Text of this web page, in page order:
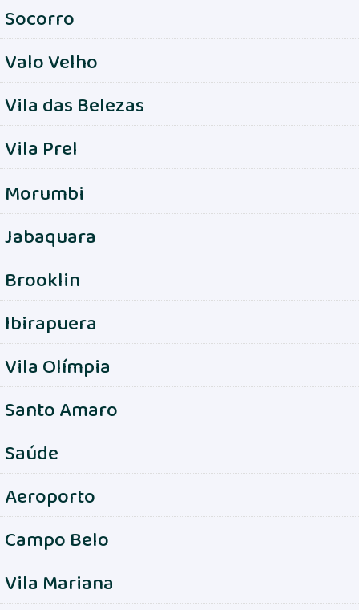
Socorro
Valo Velho
Vila das Belezas
Vila Prel
Morumbi
Jabaquara
Brooklin
Ibirapuera
Vila Olímpia
Santo Amaro
Saúde
Aeroporto
Campo Belo
Vila Mariana